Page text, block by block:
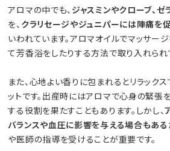
アロマの中でも、 ジャスミンやクローブ、
を、 クラリセージやジュニパーには陣痛を
いわれています。アロマオイルでマッサー
て芳香浴をしたりする方法で取り入れられ
また、心地よい香りに包まれるとリラック
ットです。出産時にはアロマで心身の緊張
する役割を果たすこともあります。しかし、
バランスや血圧に影響を与える場合もある
や医師の指導を受けることが重要です。